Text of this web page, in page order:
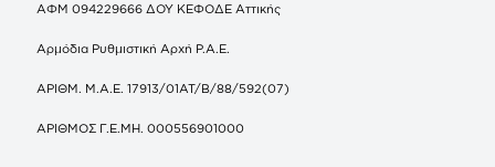
ΑΦΜ 094229666 ΔΟΥ ΚΕΦΟΔΕ Αττικής
Αρμόδια Ρυθμιστική Αρχή Ρ.Α.Ε.
ΑΡΙΘΜ. Μ.Α.Ε. 17913/01ΑΤ/Β/88/592(07)
ΑΡΙΘΜΟΣ Γ.Ε.ΜΗ. 000556901000